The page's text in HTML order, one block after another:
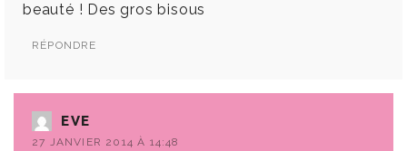
beauté ! Des gros bisous
RÉPONDRE
EVE
27 JANVIER 2014 À 14:48